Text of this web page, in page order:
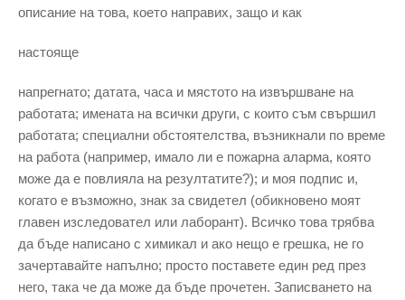
описание на това, което направих, защо и как
настояще
напрегнато; датата, часа и мястото на извършване на
работата; имената на всички други, с които съм свършил
работата; специални обстоятелства, възникнали по време
на работа (например, имало ли е пожарна аларма, която
може да е повлияла на резултатите?); и моя подпис и,
когато е възможно, знак за свидетел (обикновено моят
главен изследовател или лаборант). Всичко това трябва
да бъде написано с химикал и ако нещо е грешка, не го
зачертавайте напълно; просто поставете един ред през
него, така че да може да бъде прочетен. Записването на